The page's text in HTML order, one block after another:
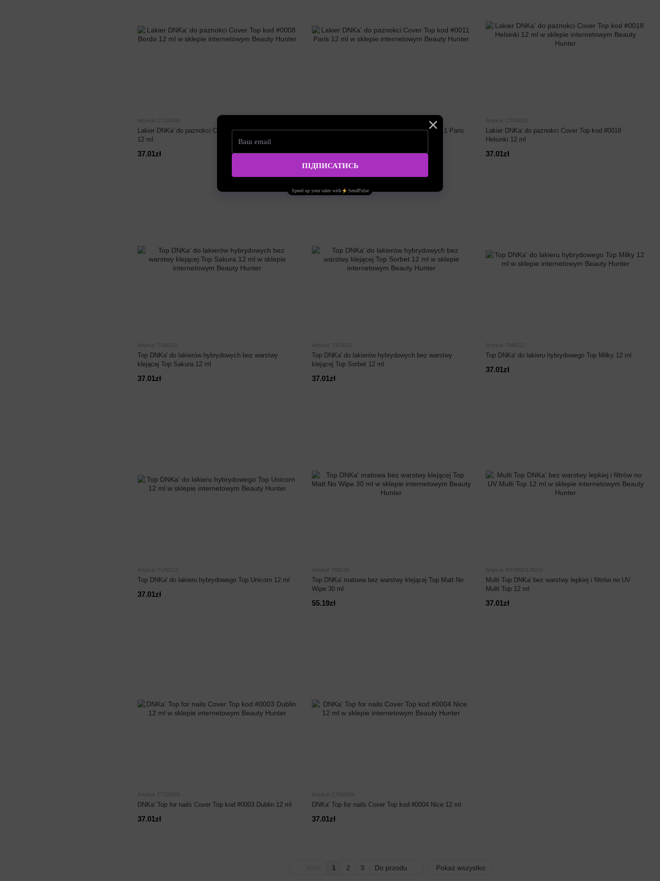
Artykuł: CTD0008
Lakier DNKa' do paznokci Cover Top kod #0008 Bordo
12 ml
37.01zł
Lakier DNKa' do paznokci Cover Top kod #0011 Paris
37.01zł
Artykuł: CTD0018
Lakier DNKa' do paznokci Cover Top kod #0018
Helsinki 12 ml
37.01zł
Artykuł: TSAD12
Top DNKa' do lakierów hybrydowych bez warstwy
klejącej Top Sakura 12 ml
37.01zł
Artykuł: TSOD12
Top DNKa' do lakierów hybrydowych bez warstwy
klejącej Top Sorbet 12 ml
37.01zł
Artykuł: TMID12
Top DNKa' do lakieru hybrydowego Top Milky 12 ml
37.01zł
Artykuł: TUND12
Top DNKa' do lakieru hybrydowego Top Unicorn 12 ml
37.01zł
Artykuł: TMD30
Top DNKa' matowa bez warstwy klejącej Top Matt No
Wipe 30 ml
55.19zł
Artykuł: MTNWD12NUV
Multi Top DNKa' bez warstwy lepkiej i filtrów no UV
Multi Top 12 ml
37.01zł
Artykuł: CTD0003
DNKa' Top for nails Cover Top kod #0003 Dublin 12 ml
37.01zł
Artykuł: CTD0004
DNKa' Top for nails Cover Top kod #0004 Nice 12 ml
37.01zł
1 2 3 Do przodu Pokaż wszystko